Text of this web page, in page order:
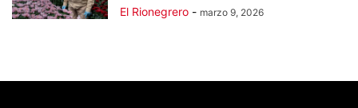
El Rionegrero - marzo 9, 2026